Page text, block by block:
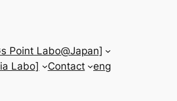
Point Labo@Japan]
Labo]
Contact eng